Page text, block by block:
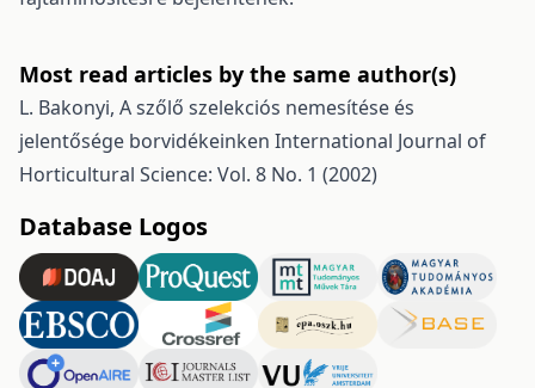
Most read articles by the same author(s)
L. Bakonyi, A szőlő szelekciós nemesítése és
jelentősége borvidékeinken International Journal of
Horticultural Science: Vol. 8 No. 1 (2002)
Database Logos